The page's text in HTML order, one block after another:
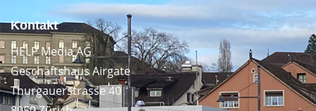
Kontakt
HELP Media AG
Geschäftshaus Airgate
Thurgauerstrasse 40